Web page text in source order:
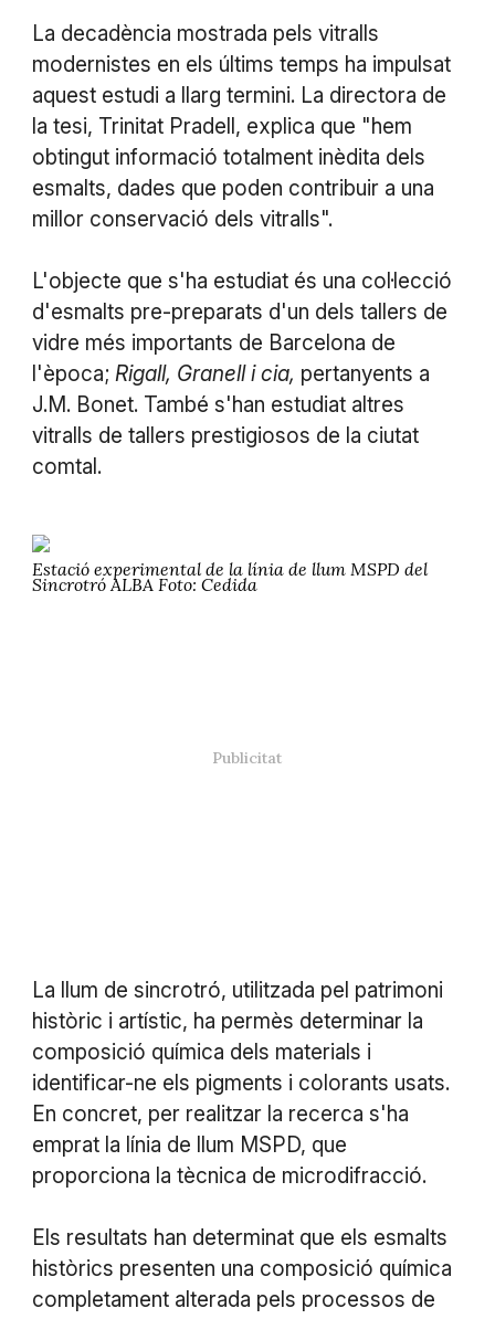
La decadència mostrada pels vitralls
modernistes en els últims temps ha impulsat
aquest estudi a llarg termini. La directora de
la tesi, Trinitat Pradell, explica que "hem
obtingut informació totalment inèdita dels
esmalts, dades que poden contribuir a una
millor conservació dels vitralls".
L'objecte que s'ha estudiat és una col·lecció
d'esmalts pre-preparats d'un dels tallers de
vidre més importants de Barcelona de
l'època; Rigall, Granell i cia, pertanyents a
J.M. Bonet. També s'han estudiat altres
vitralls de tallers prestigiosos de la ciutat
comtal.
Estació experimental de la línia de llum MSPD del
Sincrotró ALBA Foto: Cedida
La llum de sincrotró, utilitzada pel patrimoni
històric i artístic, ha permès determinar la
composició química dels materials i
identificar-ne els pigments i colorants usats.
En concret, per realitzar la recerca s'ha
emprat la línia de llum MSPD, que
proporciona la tècnica de microdifracció.
Els resultats han determinat que els esmalts
històrics presenten una composició química
completament alterada pels processos de